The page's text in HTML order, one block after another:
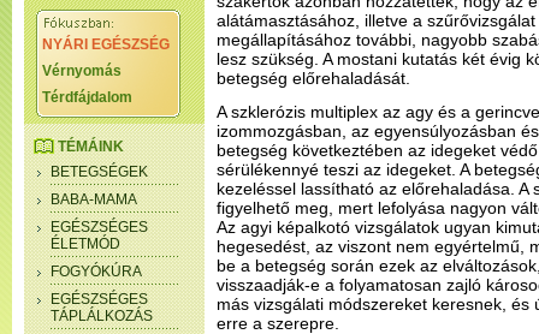
NYÁRI EGÉSZSÉG
Vérnyomás
Térdfájdalom
TÉMÁINK
BETEGSÉGEK
BABA-MAMA
EGÉSZSÉGES
ÉLETMÓD
FOGYÓKÚRA
EGÉSZSÉGES
TÁPLÁLKOZÁS
alátámasztásához, illetve a
megállapításához további, nagyobb
lesz szükség. A mostani kutatás két évig
betegség előrehaladását.
A szklerózis multiplex az agy és a
izommozgásban, az egyensúlyozásban
betegség következtében az idegeket
sérülékennyé teszi az idegeket. A
kezeléssel lassítható az előrehaladása. A
figyelhető meg, mert lefolyása nagyon
Az agyi képalkotó vizsgálatok ugyan
hegesedést, az viszont nem egyértelmű,
be a betegség során ezek az
visszaadják-e a folyamatosan zajló
más vizsgálati módszereket keresnek, és
erre a szerepre.